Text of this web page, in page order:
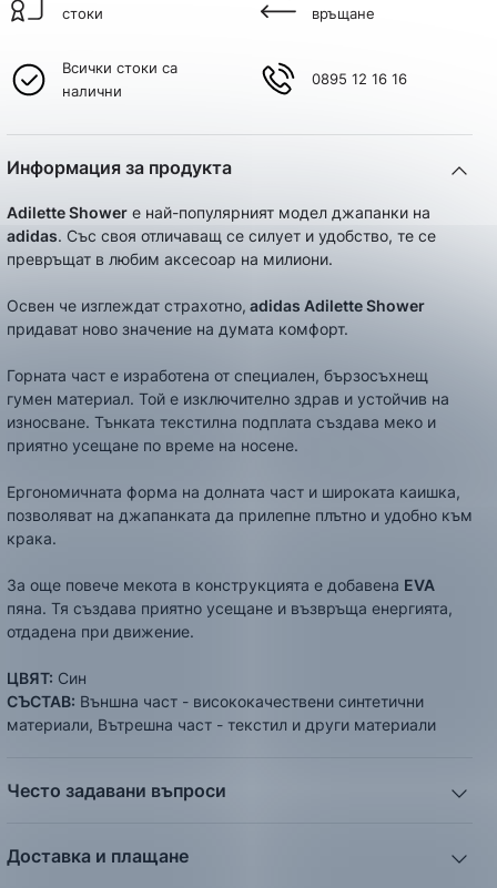
стоки
връщане
Всички стоки са
налични
0895 12 16 16
Информация за продукта
Adilette Shower е най-популярният модел джапанки на
adidas. Със своя отличаващ се силует и удобство, те се
превръщат в любим аксесоар на милиони.
Освен че изглеждат страхотно, adidas Adilette Shower
придават ново значение на думата комфорт.
Горната част е изработена от специален, бързосъхнещ
гумен материал. Той е изключително здрав и устойчив на
износване. Тънката текстилна подплата създава меко и
приятно усещане по време на носене.
Ергономичната форма на долната част и широката каишка,
позволяват на джапанката да прилепне плътно и удобно към
крака.
За още повече мекота в конструкцията е добавена EVA
пяна. Тя създава приятно усещане и възвръща енергията,
отдадена при движение.
ЦВЯТ: Син
СЪСТАВ: Външна част - висококачествени синтетични
материали, Вътрешна част - текстил и други материали
Често задавани въпроси
ще получа?
Доставка и плащане